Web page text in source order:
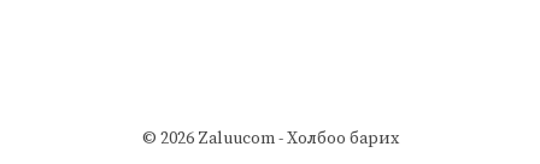
© 2026 Zaluucom -Холбоо барих